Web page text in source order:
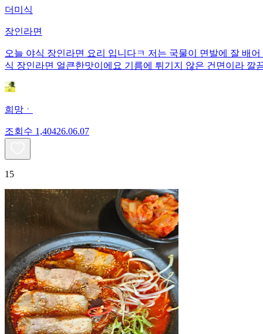
더미식
장인라면
오늘 야식 장인라면 요리 입니다ㅋ 저는 국물이 면발에 잘 배
식 장인라면 얼큰한맛이에요 기름에 튀기지 않은 건면이라 깔
희망ㆍ
조회수 1,40426.06.07
15